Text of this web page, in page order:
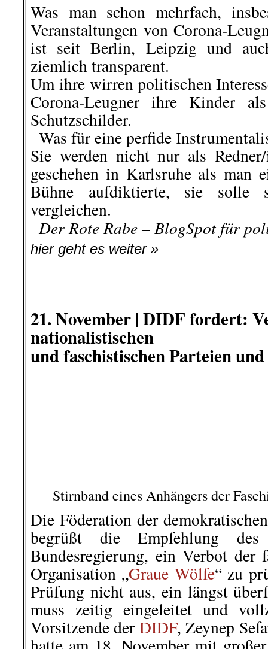
Schutzschilder.
..Was für eine perfide
Sie werden nicht nur als
geschehen in Karlsruhe als man
Bühne aufdiktierte, sie
vergleichen.
..Der Rote Rabe – BlogSpot für
hier geht es weiter »
.
.
21. November |
nationalistischen
und faschistischen Parteien
Die Föderation der
begrüßt die Empfehlung
Bundesregierung, ein Verbot der
Organisation „Graue Wölfe“ zu
die Grauen Wölfe bereits Anfang
..Mehr dazu >>>
.
.
21. November |Diskussion zum
Grundeinkommen (bGe)“ und
Fortwährende Illusionen ist ein
Bild: Yuri